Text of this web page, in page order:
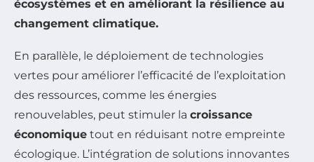
écosystèmes et en améliorant la résilience au
changement climatique.
En parallèle, le déploiement de technologies
vertes pour améliorer l’efficacité de l’exploitation
des ressources, comme les énergies
renouvelables, peut stimuler la croissance
économique tout en réduisant notre empreinte
écologique. L’intégration de solutions innovantes